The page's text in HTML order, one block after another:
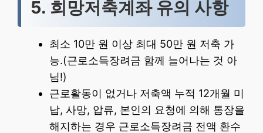
5. 희망저축계좌 유의 사항
최소 10만 원 이상 최대 50만 원 저축 가
능.(근로소득장려금 함께 늘어나는 것 아
님!)
근로활동이 없거나 저축액 누적 12개월 미
납, 사망, 압류, 본인의 요청에 의해 통장을
해지하는 경우 근로소득장려금 전액 환수